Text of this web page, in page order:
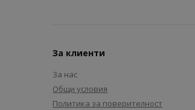
За клиенти
За нас
Общи условия
Политика за поверителност